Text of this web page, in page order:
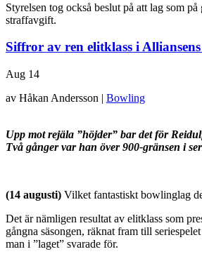
Styrelsen tog också beslut på att lag som
straffavgift.
Siffror av ren elitklass i Alliansens
Aug 14
av Håkan Andersson | Bowling
Upp mot rejäla ”höjder” bar det för
Två gånger var han över 900-gränsen i
(14 augusti) Vilket fantastiskt bowlinglag
Det är nämligen resultat av elitklass som
gångna säsongen, räknat fram till
man i ”laget” svarade för.